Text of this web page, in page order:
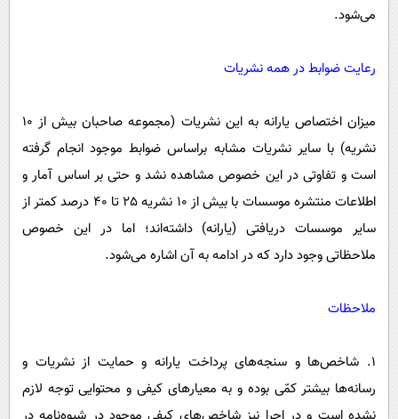
می‌شود.
رعایت ضوابط در همه نشریات
میزان اختصاص یارانه به این نشریات (مجموعه صاحبان بیش از ١٠
نشریه) با سایر نشریات مشابه براساس ضوابط موجود انجام گرفته
است و تفاوتی در این خصوص مشاهده نشد و حتی بر اساس آمار و
اطلاعات منتشره موسسات با بیش از ١٠ نشریه ٢٥ تا ٤٠ درصد کمتر از
سایر موسسات دریافتی (یارانه) داشته‌اند؛ اما در این خصوص
ملاحظاتی وجود دارد که در ادامه به آن اشاره می‌شود.
ملاحظات
١. شاخص‌ها و سنجه‌های پرداخت یارانه و حمایت از نشریات و
رسانه‌ها بیشتر کمّی بوده و به معیار‌های کیفی و محتوایی توجه لازم